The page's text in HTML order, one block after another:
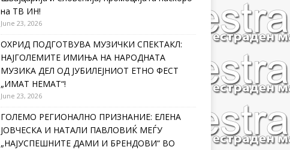
на ТВ ИН!
June 23, 2026
ОХРИД ПОДГОТВУВА МУЗИЧКИ СПЕКТАКЛ:
НАЈГОЛЕМИТЕ ИМИЊА НА НАРОДНАТА
МУЗИКА ДЕЛ ОД ЈУБИЛЕЈНИОТ ЕТНО ФЕСТ
„ИМАТ НЕМАТ“!
June 23, 2026
ГОЛЕМО РЕГИОНАЛНО ПРИЗНАНИЕ: ЕЛЕНА
ЈОВЧЕСКА И НАТАЛИ ПАВЛОВИЌ МЕЃУ
„НАЈУСПЕШНИТЕ ДАМИ И БРЕНДОВИ“ ВО